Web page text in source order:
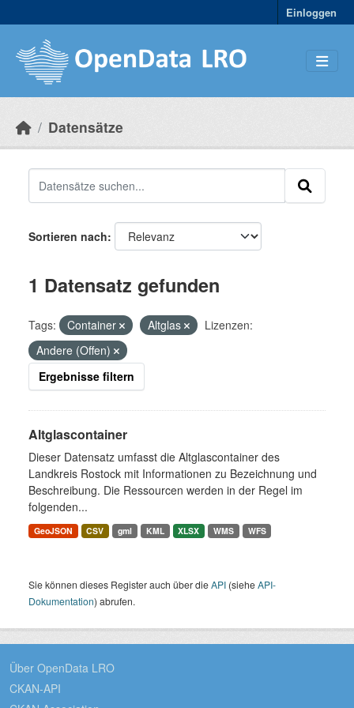
Einloggen
Datensätze
Sortieren nach
1 Datensatz gefunden
Tags: Container Altglas
Lizenzen:
Andere (Offen)
Ergebnisse filtern
Altglascontainer
Dieser Datensatz umfasst die Altglascontainer des
Landkreis Rostock mit Informationen zu Bezeichnung und
Beschreibung. Die Ressourcen werden in der Regel im
folgenden...
GeoJSON CSV gml KML XLSX WMS WFS
Sie können dieses Register auch über dieAPI (sieheAPI-
Dokumentation) abrufen.
Über OpenData LRO
CKAN-API